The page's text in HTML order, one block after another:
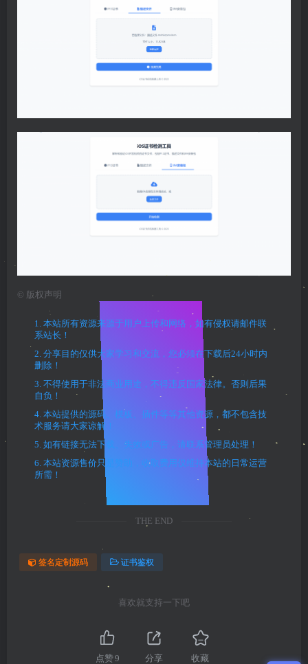
© 版权声明
1. 本站所有资源来源于用户上传和网络，如有侵权请邮件联
系站长！
2. 分享目的仅供大家学习和交流，您必须在下载后24小时内
删除！
3. 不得使用于非法商业用途，不得违反国家法律。否则后果
自负！
4. 本站提供的源码、模板、插件等等其他资源，都不包含技
术服务请大家谅解！
5. 如有链接无法下载、失效或广告，请联系管理员处理！
6. 本站资源售价只是赞助，收取费用仅维持本站的日常运营
所需！
THE END
签名定制源码 证书鉴权
喜欢就支持一下吧
点赞9 分享 收藏